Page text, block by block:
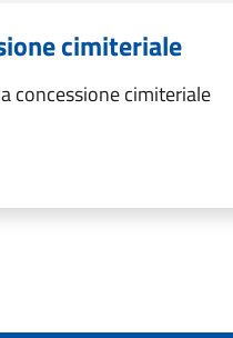
cimiteriale
concessione cimiteriale